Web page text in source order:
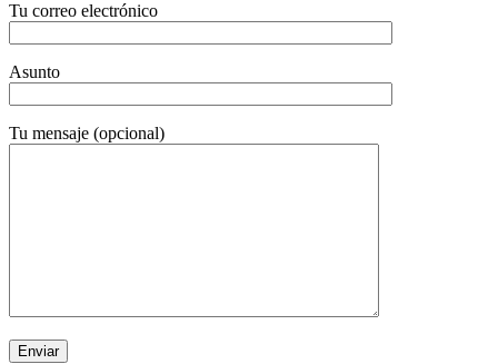
Tu correo electrónico
Asunto
Tu mensaje (opcional)